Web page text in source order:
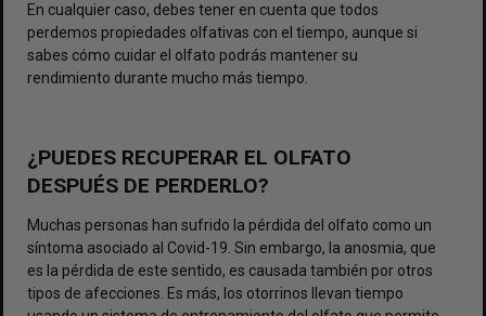
En cualquier caso, debes tener en cuenta que todos
perdemos propiedades olfativas con el tiempo, aunque si
sabes cómo cuidar el olfato podrás mantener su
rendimiento durante mucho más tiempo.
¿PUEDES RECUPERAR EL OLFATO
DESPUÉS DE PERDERLO?
Muchas personas han sufrido la pérdida del olfato como un
síntoma asociado al Covid-19. Sin embargo, la anosmia, que
es la pérdida de este sentido, es causada también por otros
tipos de afecciones. Es más, los otorrinos llevan tiempo